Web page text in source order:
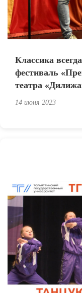
Классика
фестиваль
театра
14 июня 2023